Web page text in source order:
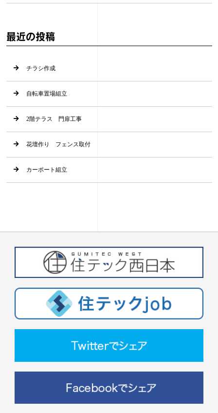
最近の投稿
チラシ作成
自転車置場組立
2階テラス 門扉工事
花壇作り フェンス取付
カーポート組立